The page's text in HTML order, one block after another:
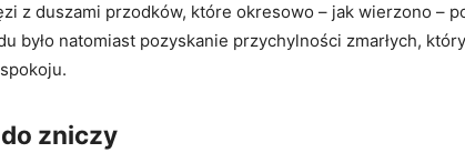
z duszami przodków, które okresowo – jak wierzono –
było natomiast pozyskanie przychylności zmarłych,
do zniczy